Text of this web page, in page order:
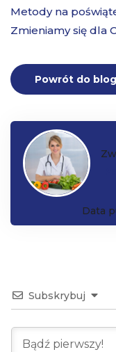
Metody na
Zmieniamy się dla
Powrót do
Data
Subskrybuj